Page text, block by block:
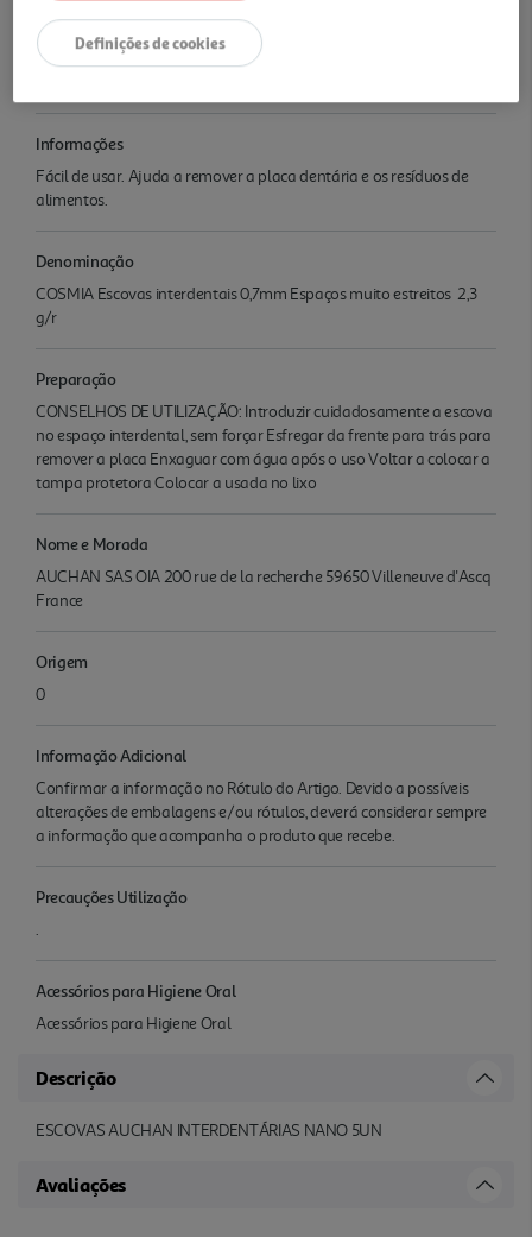
Conservação
Informações
Fácil de usar. Ajuda a remover a placa dentária e os resíduos de
alimentos.
Denominação
COSMIA Escovas interdentais 0,7mm Espaços muito estreitos 2,3
g/r
Preparação
CONSELHOS DE UTILIZAÇÃO: Introduzir cuidadosamente a escova
no espaço interdental, sem forçar Esfregar da frente para trás para
remover a placa Enxaguar com água após o uso Voltar a colocar a
tampa protetora Colocar a usada no lixo
Nome e Morada
AUCHAN SAS OIA 200 rue de la recherche 59650 Villeneuve d'Ascq
France
Origem
0
Informação Adicional
Confirmar a informação no Rótulo do Artigo. Devido a possíveis
alterações de embalagens e/ou rótulos, deverá considerar sempre
a informação que acompanha o produto que recebe.
Precauções Utilização
.
Acessórios para Higiene Oral
Acessórios para Higiene Oral
Descrição
ESCOVAS AUCHAN INTERDENTÁRIAS NANO 5UN
Avaliações
Definições de cookies